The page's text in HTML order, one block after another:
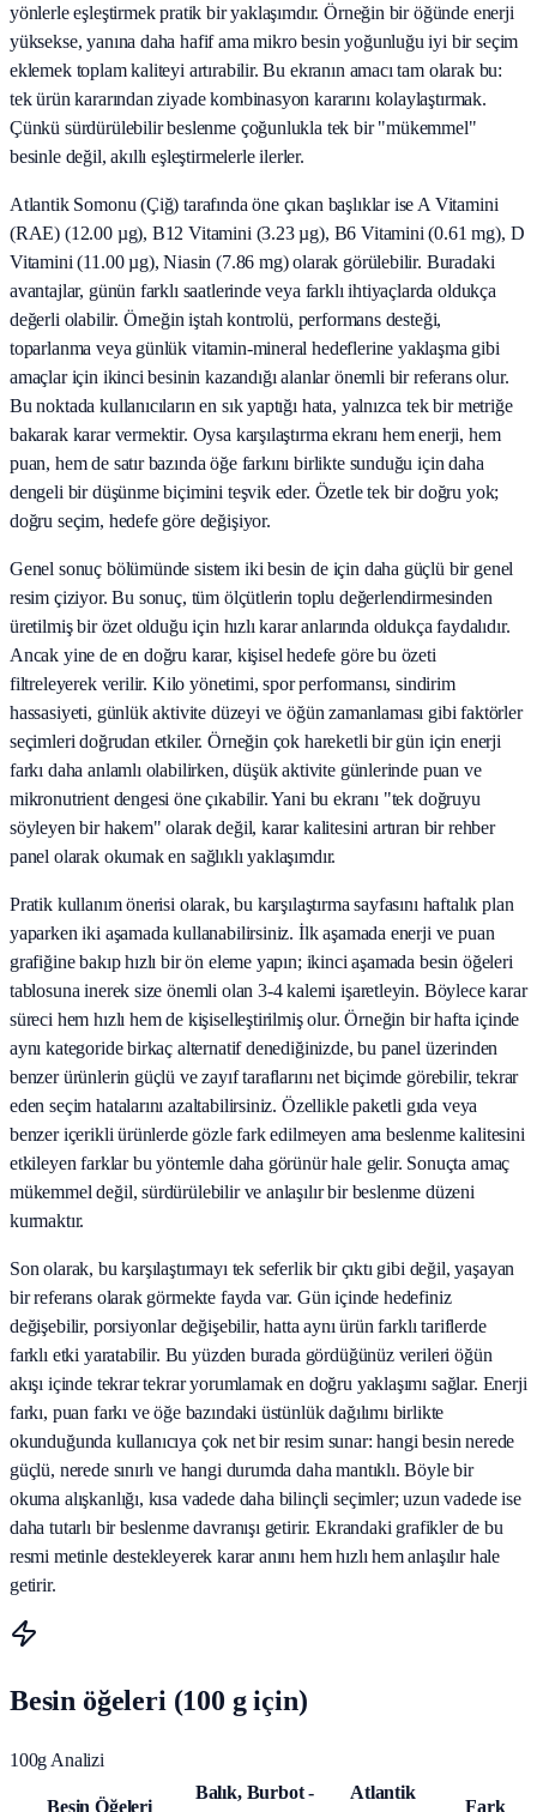
yönlerle eşleştirmek pratik bir yaklaşımdır. Örneğin bir öğünde enerji
yüksekse, yanına daha hafif ama mikro besin yoğunluğu iyi bir seçim
eklemek toplam kaliteyi artırabilir. Bu ekranın amacı tam olarak bu:
tek ürün kararından ziyade kombinasyon kararını kolaylaştırmak.
Çünkü sürdürülebilir beslenme çoğunlukla tek bir "mükemmel"
besinle değil, akıllı eşleştirmelerle ilerler.
Atlantik Somonu (Çiğ) tarafında öne çıkan başlıklar ise A Vitamini
(RAE) (12.00 µg), B12 Vitamini (3.23 µg), B6 Vitamini (0.61 mg), D
Vitamini (11.00 µg), Niasin (7.86 mg) olarak görülebilir. Buradaki
avantajlar, günün farklı saatlerinde veya farklı ihtiyaçlarda oldukça
değerli olabilir. Örneğin iştah kontrolü, performans desteği,
toparlanma veya günlük vitamin-mineral hedeflerine yaklaşma gibi
amaçlar için ikinci besinin kazandığı alanlar önemli bir referans olur.
Bu noktada kullanıcıların en sık yaptığı hata, yalnızca tek bir metriğe
bakarak karar vermektir. Oysa karşılaştırma ekranı hem enerji, hem
puan, hem de satır bazında öğe farkını birlikte sunduğu için daha
dengeli bir düşünme biçimini teşvik eder. Özetle tek bir doğru yok;
doğru seçim, hedefe göre değişiyor.
Genel sonuç bölümünde sistem iki besin de için daha güçlü bir genel
resim çiziyor. Bu sonuç, tüm ölçütlerin toplu değerlendirmesinden
üretilmiş bir özet olduğu için hızlı karar anlarında oldukça faydalıdır.
Ancak yine de en doğru karar, kişisel hedefe göre bu özeti
filtreleyerek verilir. Kilo yönetimi, spor performansı, sindirim
hassasiyeti, günlük aktivite düzeyi ve öğün zamanlaması gibi faktörler
seçimleri doğrudan etkiler. Örneğin çok hareketli bir gün için enerji
farkı daha anlamlı olabilirken, düşük aktivite günlerinde puan ve
mikronutrient dengesi öne çıkabilir. Yani bu ekranı "tek doğruyu
söyleyen bir hakem" olarak değil, karar kalitesini artıran bir rehber
panel olarak okumak en sağlıklı yaklaşımdır.
Pratik kullanım önerisi olarak, bu karşılaştırma sayfasını haftalık plan
yaparken iki aşamada kullanabilirsiniz. İlk aşamada enerji ve puan
grafiğine bakıp hızlı bir ön eleme yapın; ikinci aşamada besin öğeleri
tablosuna inerek size önemli olan 3-4 kalemi işaretleyin. Böylece karar
süreci hem hızlı hem de kişiselleştirilmiş olur. Örneğin bir hafta içinde
aynı kategoride birkaç alternatif denediğinizde, bu panel üzerinden
benzer ürünlerin güçlü ve zayıf taraflarını net biçimde görebilir, tekrar
eden seçim hatalarını azaltabilirsiniz. Özellikle paketli gıda veya
benzer içerikli ürünlerde gözle fark edilmeyen ama beslenme kalitesini
etkileyen farklar bu yöntemle daha görünür hale gelir. Sonuçta amaç
mükemmel değil, sürdürülebilir ve anlaşılır bir beslenme düzeni
kurmaktır.
Son olarak, bu karşılaştırmayı tek seferlik bir çıktı gibi değil, yaşayan
bir referans olarak görmekte fayda var. Gün içinde hedefiniz
değişebilir, porsiyonlar değişebilir, hatta aynı ürün farklı tariflerde
farklı etki yaratabilir. Bu yüzden burada gördüğünüz verileri öğün
akışı içinde tekrar tekrar yorumlamak en doğru yaklaşımı sağlar. Enerji
farkı, puan farkı ve öğe bazındaki üstünlük dağılımı birlikte
okunduğunda kullanıcıya çok net bir resim sunar: hangi besin nerede
güçlü, nerede sınırlı ve hangi durumda daha mantıklı. Böyle bir
okuma alışkanlığı, kısa vadede daha bilinçli seçimler; uzun vadede ise
daha tutarlı bir beslenme davranışı getirir. Ekrandaki grafikler de bu
resmi metinle destekleyerek karar anını hem hızlı hem anlaşılır hale
getirir.
Besin öğeleri (100 g için)
100g Analizi
Besin Öğeleri
Balık, Burbot -
Atlantik
Fark